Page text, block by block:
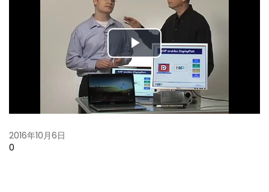
Play
Video
2016年10月6日
0